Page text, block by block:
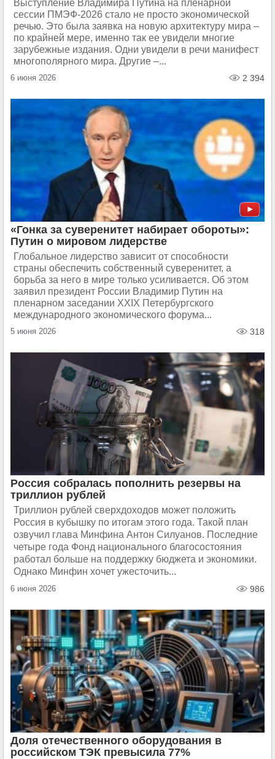
Выступление Владимира Путина на пленарной
сессии ПМЭФ-2026 стало не просто экономической
речью. Это была заявка на новую архитектуру мира –
по крайней мере, именно так ее увидели многие
зарубежные издания. Одни увидели в речи манифест
многополярного мира. Другие –...
6 июня 2026 2 394
«Гонка за суверенитет набирает обороты»:
Путин о мировом лидерстве
Глобальное лидерство зависит от способности
страны обеспечить собственный суверенитет, а
борьба за него в мире только усиливается. Об этом
заявил президент России Владимир Путин на
пленарном заседании XXIX Петербургского
международного экономического форума...
5 июня 2026 318
Россия собралась пополнить резервы на
триллион рублей
Триллион рублей сверхдоходов может положить
Россия в кубышку по итогам этого года. Такой план
озвучил глава Минфина Антон Силуанов. Последние
четыре года Фонд национального благосостояния
работал больше на поддержку бюджета и экономики.
Однако Минфин хочет ужесточить...
6 июня 2026 986
Доля отечественного оборудования в
российском ТЭК превысила 77%